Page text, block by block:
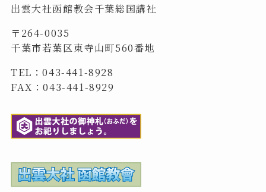
出雲大社函館教会千葉総国講社
〒264-0035
千葉市若葉区東寺山町560番地
TEL：043-441-8928
FAX：043-441-8929